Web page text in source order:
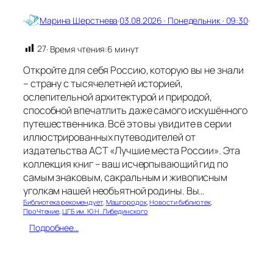
з
н
ц
в
а
:
с
т
а
н
и
ц
ы
д
е
с
· Марина Шерстнева·03.08.2026 · Понедельник · 09:30·
27· Время чтения:6 минут
Откройте для себя Россию, которую вы не знали
– страну с тысячелетней историей,
ослепительной архитектурой и природой,
способной впечатлить даже самого искушённого
путешественника. Всё это вы увидите в серии
иллюстрированных путеводителей от
издательства АСТ «Лучшие места России». Эта
коллекция книг – ваш исчерпывающий гид по
самым знаковым, сакральным и живописным
уголкам нашей необъятной родины. Вы…
Библиотека рекомендует, Машгородок, Новости библиотек
ПроЧтение ЦГБ им. Ю.Н. Либединского
Подробнее…